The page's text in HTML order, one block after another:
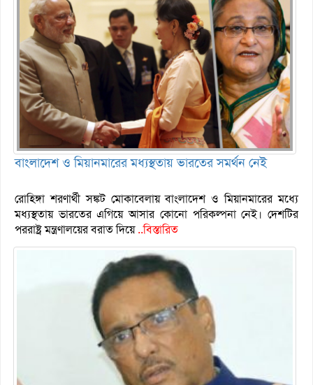
বাংলাদেশ ও মিয়ানমারের মধ্যস্থতায় ভারতের সমর্থন নেই
রোহিঙ্গা শরণার্থী সঙ্কট মোকাবেলায় বাংলাদেশ ও মিয়ানমারের মধ্যে
মধ্যস্থতায় ভারতের এগিয়ে আসার কোনো পরিকল্পনা নেই। দেশটির
পররাষ্ট্র মন্ত্রণালয়ের বরাত দিয়ে..বিস্তারিত